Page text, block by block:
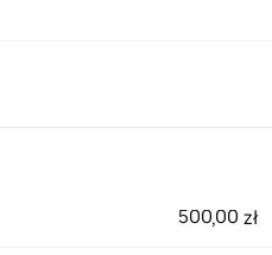
500,00 zł